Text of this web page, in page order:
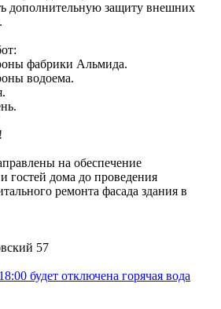
дополнительную защиту внешних
фабрики Альмида.
водоема.
на обеспечение
гостей дома до проведения
ремонта фасада здания в
57
будет отключена горячая вода